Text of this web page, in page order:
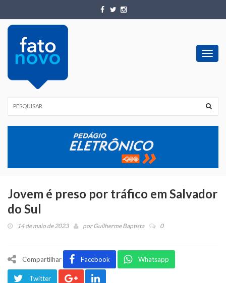
Jovem é preso por tráfico em Salvador
do Sul
14 de maio de 2023 porGuilherme Baptista 0
Compartilhar Facebook Whatsapp
Twitter